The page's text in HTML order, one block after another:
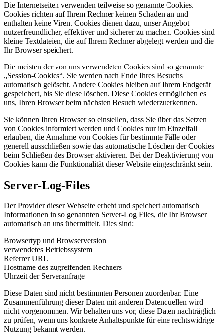
Die Internetseiten verwenden teilweise so genannte Cookies.
Cookies richten auf Ihrem Rechner keinen Schaden an und
enthalten keine Viren. Cookies dienen dazu, unser Angebot
nutzerfreundlicher, effektiver und sicherer zu machen. Cookies sind
kleine Textdateien, die auf Ihrem Rechner abgelegt werden und die
Ihr Browser speichert.
Die meisten der von uns verwendeten Cookies sind so genannte
„Session-Cookies“. Sie werden nach Ende Ihres Besuchs
automatisch gelöscht. Andere Cookies bleiben auf Ihrem Endgerät
gespeichert, bis Sie diese löschen. Diese Cookies ermöglichen es
uns, Ihren Browser beim nächsten Besuch wiederzuerkennen.
Sie können Ihren Browser so einstellen, dass Sie über das Setzen
von Cookies informiert werden und Cookies nur im Einzelfall
erlauben, die Annahme von Cookies für bestimmte Fälle oder
generell ausschließen sowie das automatische Löschen der Cookies
beim Schließen des Browser aktivieren. Bei der Deaktivierung von
Cookies kann die Funktionalität dieser Website eingeschränkt sein.
Server-Log-Files
Der Provider dieser Webseite erhebt und speichert automatisch
Informationen in so genannten Server-Log Files, die Ihr Browser
automatisch an uns übermittelt. Dies sind:
Browsertyp und Browserversion
verwendetes Betriebssystem
Referrer URL
Hostname des zugreifenden Rechners
Uhrzeit der Serveranfrage
Diese Daten sind nicht bestimmten Personen zuordenbar. Eine
Zusammenführung dieser Daten mit anderen Datenquellen wird
nicht vorgenommen. Wir behalten uns vor, diese Daten nachträglich
zu prüfen, wenn uns konkrete Anhaltspunkte für eine rechtswidrige
Nutzung bekannt werden.